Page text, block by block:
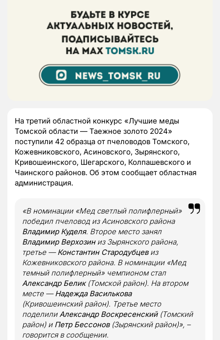
На третий областной конкурс «Лучшие меды
Томской области — Таежное золото 2024»
поступили 42 образца от пчеловодов Томского,
Кожевниковского, Асиновского, Зырянского,
Кривошеинского, Шегарского, Колпашевского и
Чаинского районов. Об этом сообщает областная
администрация.
«В номинации «Мед светлый полифлерный»
победил пчеловод из Асиновского района
Владимир Куделя. Второе место занял
Владимир Верхозиниз Зырянского района,
третье —Константин Стародубцевиз
Кожевниковского района. В номинации «Мед
темный полифлерный» чемпионом стал
Александр Белик(Томской район). На втором
месте —Надежда Василькова
(Кривошеинский район). Третье место
поделили Александр Воскресенский(Томский
район) и Петр Бессонов(Зырянский район)», –
говорится в сообщении.